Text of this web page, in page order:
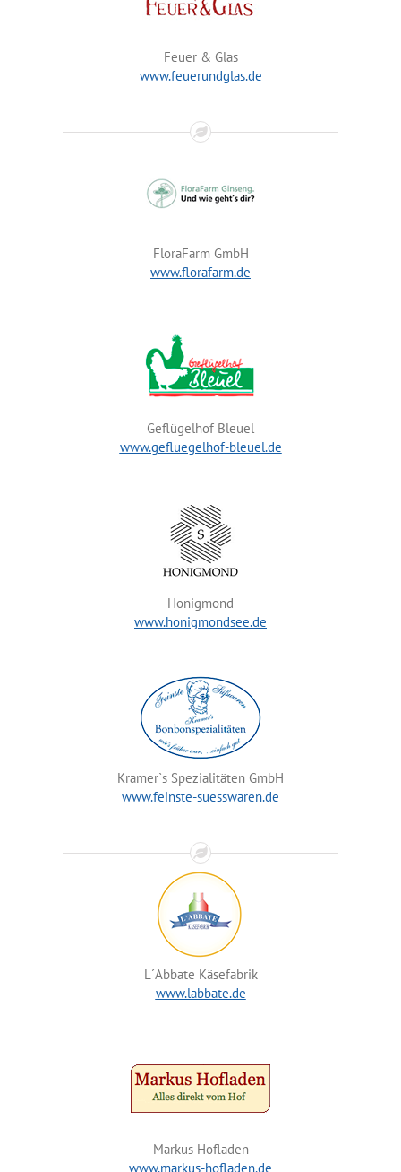
Feuer & Glas
www.feuerundglas.de
FloraFarm GmbH
www.florafarm.de
Geflügelhof Bleuel
www.gefluegelhof-bleuel.de
Honigmond
www.honigmondsee.de
Kramer`s Spezialitäten GmbH
www.feinste-suesswaren.de
L´Abbate Käsefabrik
www.labbate.de
Markus Hofladen
www.markus-hofladen.de